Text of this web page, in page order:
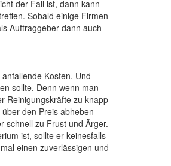
der Fall ist, dann kann
Sobald einige Firmen
Auftraggeber dann auch
Kosten. Und
sollte. Denn wenn man
Reinigungskräfte zu knapp
den Preis abheben
schnell zu Frust und Ärger.
ist, sollte er keinesfalls
einen zuverlässigen und